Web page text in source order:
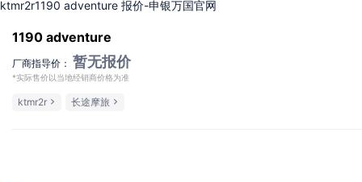
ktmr2r1190 adventure 报价-申银万国官网
1190 adventure
厂商指导价： 暂无报价
*实际售价以当地经销商价格为准
ktmr2r 长途摩旅